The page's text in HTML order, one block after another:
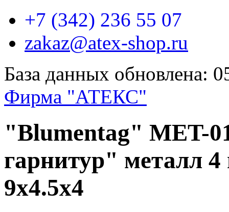
+7 (342) 236 55 07
zakaz@atex-shop.ru
База данных обновлена:
Фирма "АТЕКС"
"Blumentag" MET-
гарнитур" металл
9x4.5x4